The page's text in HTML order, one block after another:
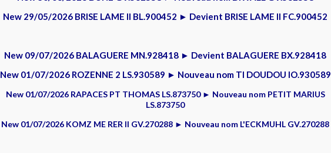
New 29/05/2026 BRISE LAME II BL.900452 ► Devient BRISE LAME II FC.900452
New 09/07/2026 BALAGUERE MN.928418 ► Devient BALAGUERE BX.928418
New 01/07/2026 ROZENNE 2 LS.930589 ► Nouveau nom TI DOUDOU IO.930589
New 01/07/2026 RAPACES PT THOMAS LS.873750 ► Nouveau nom PETIT MARIUS
LS.873750
New 01/07/2026 KOMZ ME RER II GV.270288 ► Nouveau nom L'ECKMUHL GV.270288